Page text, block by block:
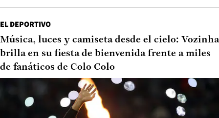
EL DEPORTIVO
Música, luces y camiseta desde el cielo: Vozinha
brilla en su fiesta de bienvenida frente a miles
de fanáticos de Colo Colo